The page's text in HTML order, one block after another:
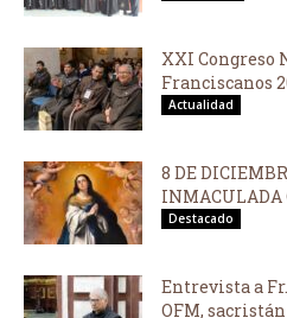
XXI Congreso
Franciscanos
Actualidad
8 DE
INMACULADA
Destacado
Entrevista a
OFM,